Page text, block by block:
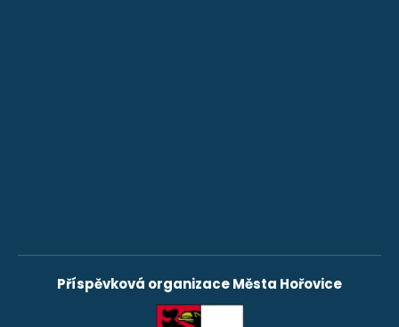
Příspěvková organizace Města Hořovice